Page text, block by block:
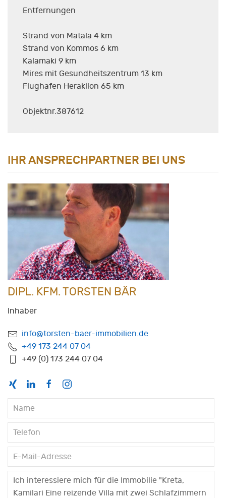
Entfernungen
Strand von Matala 4 km
Strand von Kommos 6 km
Kalamaki 9 km
Mires mit Gesundheitszentrum 13 km
Flughafen Heraklion 65 km
Objektnr.387612
IHR ANSPRECHPARTNER BEI UNS
DIPL. KFM. TORSTEN BÄR
Inhaber
info@torsten-baer-immobilien.de
+49 173 244 07 04
+49 (0) 173 244 07 04